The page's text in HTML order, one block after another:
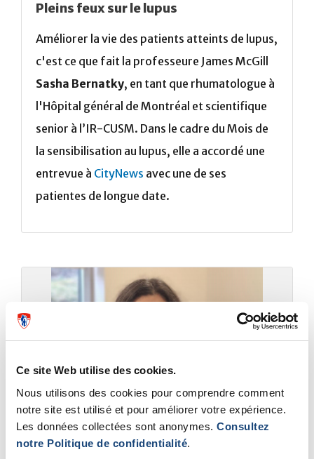
Ce site Web utilise des cookies.
Nous utilisons des cookies pour comprendre comment
notre site est utilisé et pour améliorer votre expérience.
Les données collectées sont anonymes. Consultez
notre Politique de confidentialité.
Pleins feux sur le lupus
Améliorer la vie des patients atteints de lupus,
c'est ce que fait la professeure James McGill
Sasha Bernatky, en tant que rhumatologue à
l'Hôpital général de Montréal et scientifique
senior à l’IR-CUSM. Dans le cadre du Mois de
la sensibilisation au lupus, elle a accordé une
entrevue à CityNews avec une de ses
patientes de longue date.